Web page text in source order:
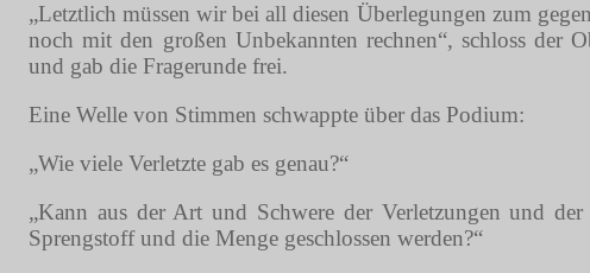
„Letztlich müssen wir bei all diesen Überlegungen zum
noch mit den großen Unbekannten rechnen“, schloss der
und gab die Fragerunde frei.
Eine Welle von Stimmen schwappte über das Podium:
„Wie viele Verletzte gab es genau?“
„Kann aus der Art und Schwere der Verletzungen und
Sprengstoff und die Menge geschlossen werden?“